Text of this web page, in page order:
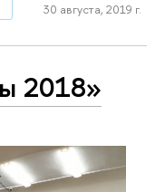
30 августа, 2019 г.
2018»